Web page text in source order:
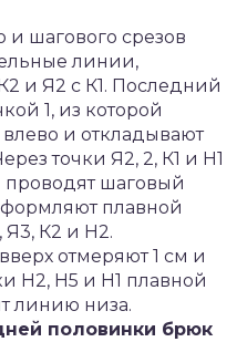
шагового срезов
линии,
и Я2 с К1. Последний
1, из которой
и откладывают
точки Я2, 2, К1 и Н1
шаговый
плавной
Я3, К2 и Н2.
отмеряют 1 см и
Н2, Н5 и Н1 плавной
линию низа.
половинки брюк